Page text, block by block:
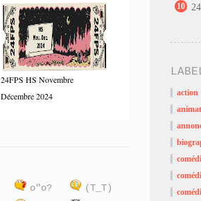
24FPS HS Novembre
Décembre 2024
o"o?
(T_T)
10
action